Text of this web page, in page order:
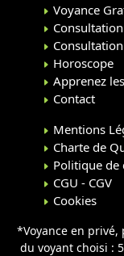
Voyance
Horoscope
Apprenez
Contact
Mentions
Charte de
Politique
CGU - CGV
Cookies
*Voyance en
du voyant choisi :